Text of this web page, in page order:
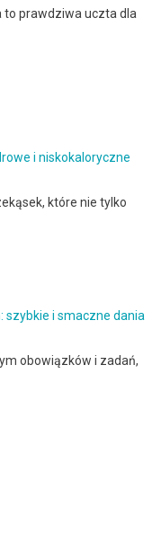
to prawdziwa uczta dla
i niskokaloryczne
które nie tylko
szybkie i smaczne dania
obowiązków i zadań,